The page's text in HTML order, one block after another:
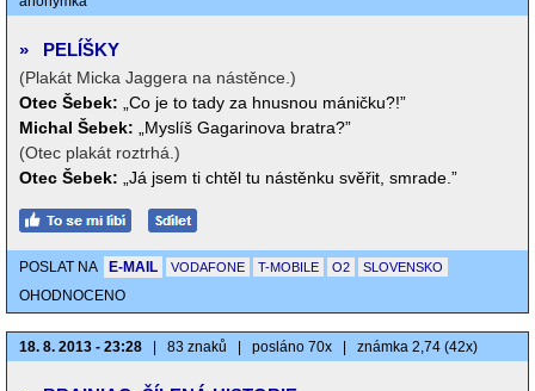
» PELÍŠKY
(Plakát Micka Jaggera na nástěnce.)
Otec Šebek:
„Co je to tady za hnusnou máničku?!”
Michal Šebek:
„Myslíš Gagarinova bratra?”
(Otec plakát roztrhá.)
Otec Šebek:
„Já jsem ti chtěl tu nástěnku svěřit, smrade.”
POSLAT NA E-MAIL VODAFONE T-MOBILE O2 SLOVENSKO
OHODNOCENO
18. 8. 2013 - 23:28 83 znaků posláno 70x známka 2,74 (42x)